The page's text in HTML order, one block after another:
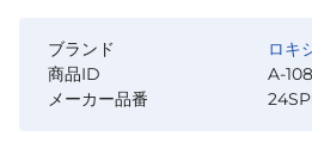
ブランド
ロキ
商品ID
A-
メーカー品番